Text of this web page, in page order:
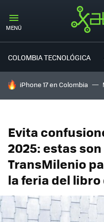
MENÚ
COLOMBIA TECNOLÓGICA
HOY SE HABLA DE
iPhone 17 en Colombia
Evita
2025: estas
TransMilenio
la feria del libro